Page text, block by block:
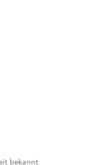
bekannt